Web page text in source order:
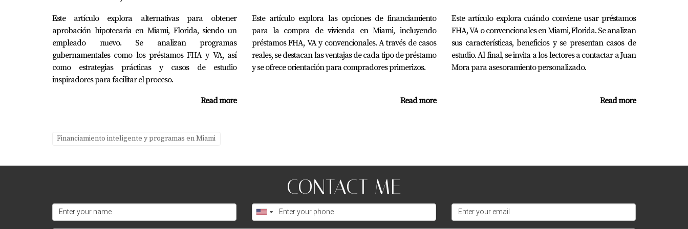
"Tu sueño de ser propietario está más cerca de lo que piensas; empieza hoy mismo." - Juan Mora
Si necesitas asesoramiento personalizado o apoyo durante este proceso, no dudes en contactar a Juan Mora. Él está aquí para ayudarte a navegar por el
mundo del crédito y la compra de vivienda con confianza.
El tiempo necesario para ver mejoras significativas puede variar según cada situación individual; sin embargo, siguiendo las estrategias correctas,
¿Qué debo hacer si encuentro errores en mi reporte crediticio?
respalde tu reclamo.
Este artículo explora alternativas para obtener
aprobación hipotecaria en Miami, Florida, siendo un
empleado nuevo. Se analizan programas
gubernamentales como los préstamos FHA y VA, así
como estrategias prácticas y casos de estudio
inspiradores para facilitar el proceso.
Read more
Este artículo explora las opciones de financiamiento
para la compra de vivienda en Miami, incluyendo
préstamos FHA, VA y convencionales. A través de casos
reales, se destacan las ventajas de cada tipo de préstamo
y se ofrece orientación para compradores primerizos.
Read more
Este artículo explora cuándo conviene usar préstamos
FHA, VA o convencionales en Miami, Florida. Se analizan
sus características, beneficios y se presentan casos de
estudio. Al final, se invita a los lectores a contactar a Juan
Mora para asesoramiento personalizado.
Read more
Financiamiento inteligente y programas en Miami
CONTACT ME